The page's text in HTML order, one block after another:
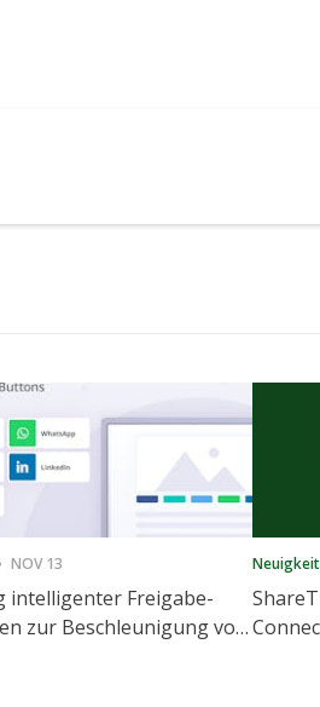
NOV 13
intelligenter Freigabe-
zur Beschleunigung von